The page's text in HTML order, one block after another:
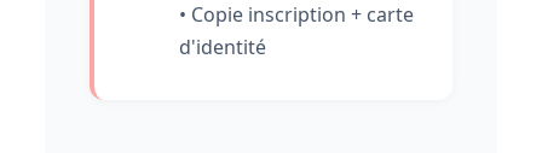
• Copie inscription + carte
d'identité